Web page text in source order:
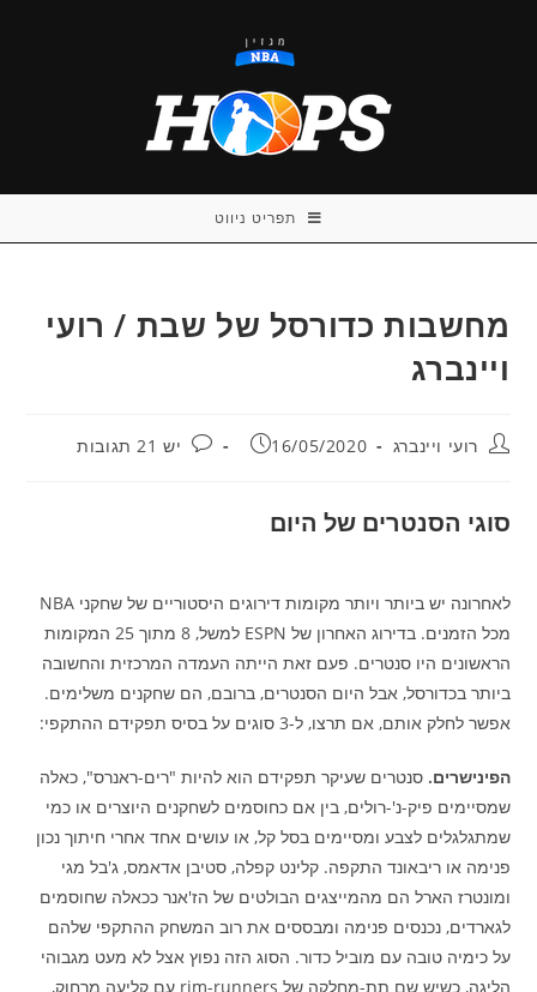
תפריט ניווט
מחשבות כדורסל של שבת / רועי
ויינברג
מחבר:רועי ויינברג פורסם:
16/05/2020 תגובות:
יש 21 תגובות
סוגי הסנטרים של היום
לאחרונה יש ביותר ויותר מקומות דירוגים היסטוריים של שחקני NBA
מכל הזמנים. בדירוג האחרון של ESPN למשל, 8 מתוך 25 המקומות
הראשונים היו סנטרים. פעם זאת הייתה העמדה המרכזית והחשובה
ביותר בכדורסל, אבל היום הסנטרים, ברובם, הם שחקנים משלימים.
אפשר לחלק אותם, אם תרצו, ל-3 סוגים על בסיס תפקידם ההתקפי:
הפינישרים.סנטרים שעיקר תפקידם הוא להיות "רים-ראנרס", כאלה
שמסיימים פיק-נ'-רולים, בין אם כחוסמים לשחקנים היוצרים או כמי
שמתגלגלים לצבע ומסיימים בסל קל, או עושים אחד אחרי חיתוך נכון
פנימה או ריבאונד התקפה. קלינט קפלה, סטיבן אדאמס, ג'בל מגי
ומונטרז הארל הם מהמייצגים הבולטים של הז'אנר ככאלה שחוסמים
לגארדים, נכנסים פנימה ומבססים את רוב המשחק ההתקפי שלהם
על כימיה טובה עם מוביל כדור. הסוג הזה נפוץ אצל לא מעט מגבוהי
הליגה, כשיש שם תת-מחלקה של rim-runners עם קליעה מרחוק,